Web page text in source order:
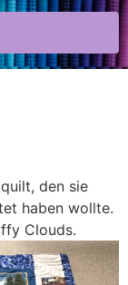
den sie
haben wollte.
Clouds.